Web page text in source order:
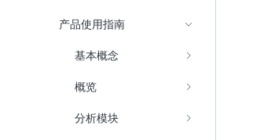
产品使用指南
基本概念
概览
分析模块